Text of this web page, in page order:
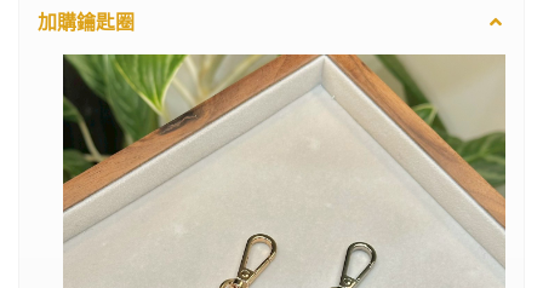
加購鑰匙圈